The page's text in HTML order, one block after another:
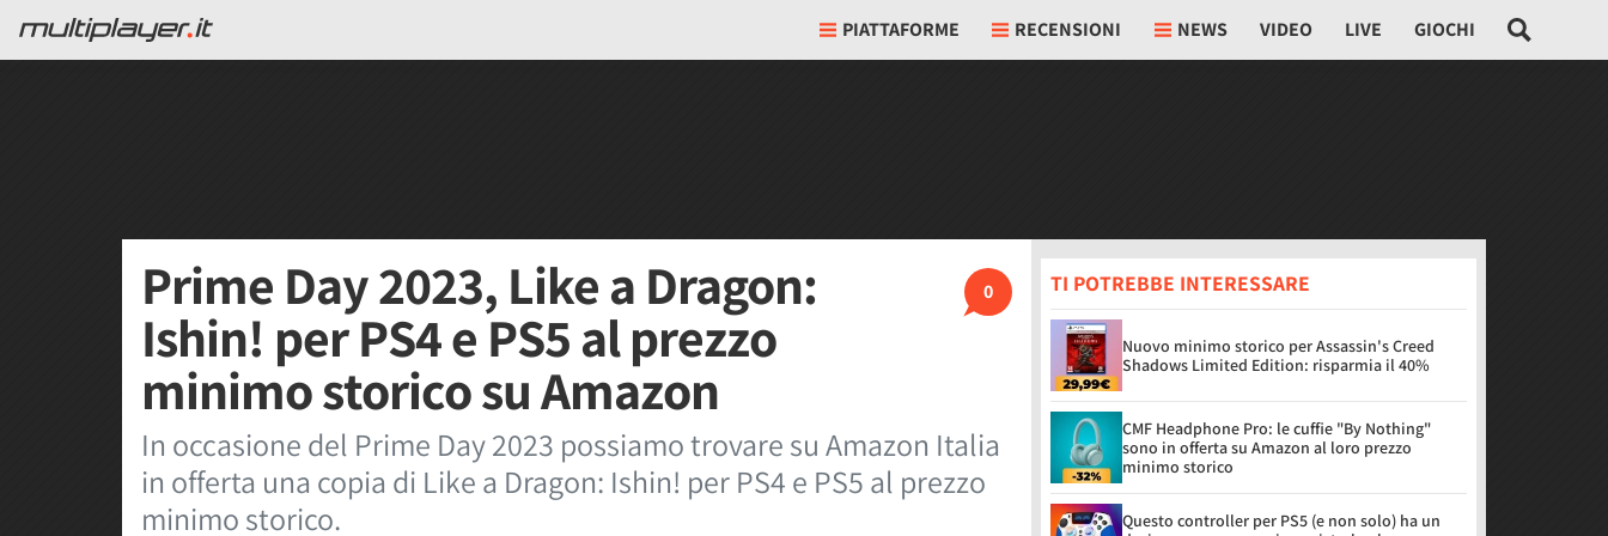
PIATTAFORME RECENSIONI NEWS VIDEO LIVE GIOCHI
0
Prime Day 2023, Like a Dragon:
Ishin! per PS4 e PS5 al prezzo
minimo storico su Amazon
In occasione del Prime Day 2023 possiamo trovare su Amazon Italia
in offerta una copia di Like a Dragon: Ishin! per PS4 e PS5 al prezzo
minimo storico.
TI POTREBBE INTERESSARE
Nuovo minimo storico per Assassin's Creed
Shadows Limited Edition: risparmia il 40%
CMF Headphone Pro: le cuffie "By Nothing"
sono in offerta su Amazon al loro prezzo
minimo storico
Questo controller per PS5 (e non solo) ha un